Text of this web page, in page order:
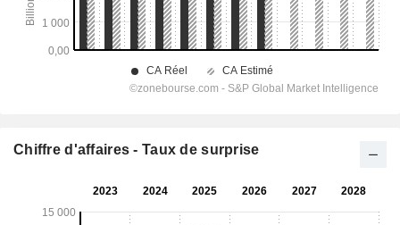
Chiffre d'affaires - Taux de surprise